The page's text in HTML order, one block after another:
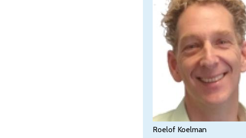
Roelof Koelman